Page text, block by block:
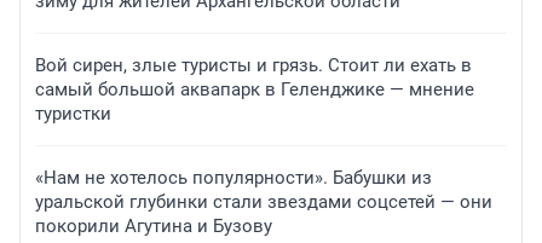
Вой сирен, злые туристы и грязь. Стоит ли ехать в
самый большой аквапарк в Геленджике — мнение
туристки
«Нам не хотелось популярности». Бабушки из
уральской глубинки стали звездами соцсетей — они
покорили Агутина и Бузову